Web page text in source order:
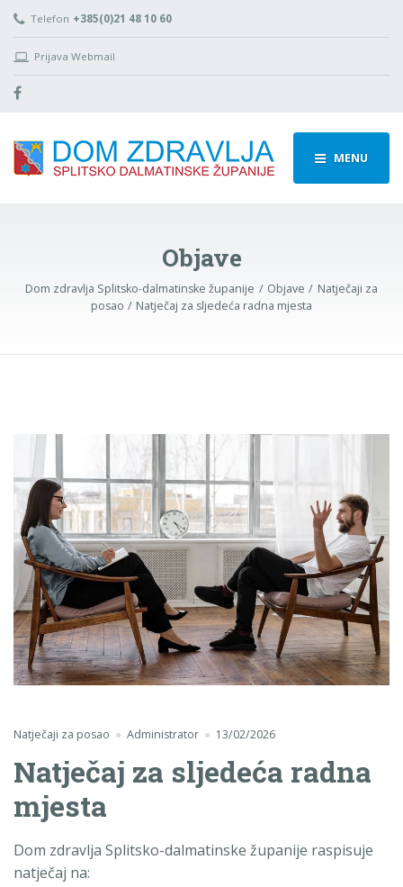
Telefon +385(0)21 48 10 60
Prijava Webmail
MENU
Objave
Dom zdravlja Splitsko-dalmatinske županije Objave
Natječaji za
posao
Natječaj za sljedeća radna mjesta
Natječaji za posao Administrator 13/02/2026
Natječaj za sljedeća radna
mjesta
Dom zdravlja Splitsko-dalmatinske županije raspisuje
natječaj na: